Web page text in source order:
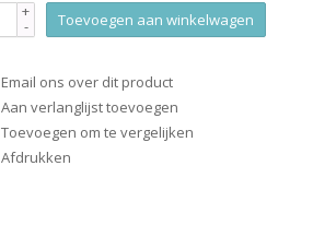
+
- Toevoegen aan winkelwagen
Email ons over dit product
Aan verlanglijst toevoegen
Toevoegen om te vergelijken
Afdrukken